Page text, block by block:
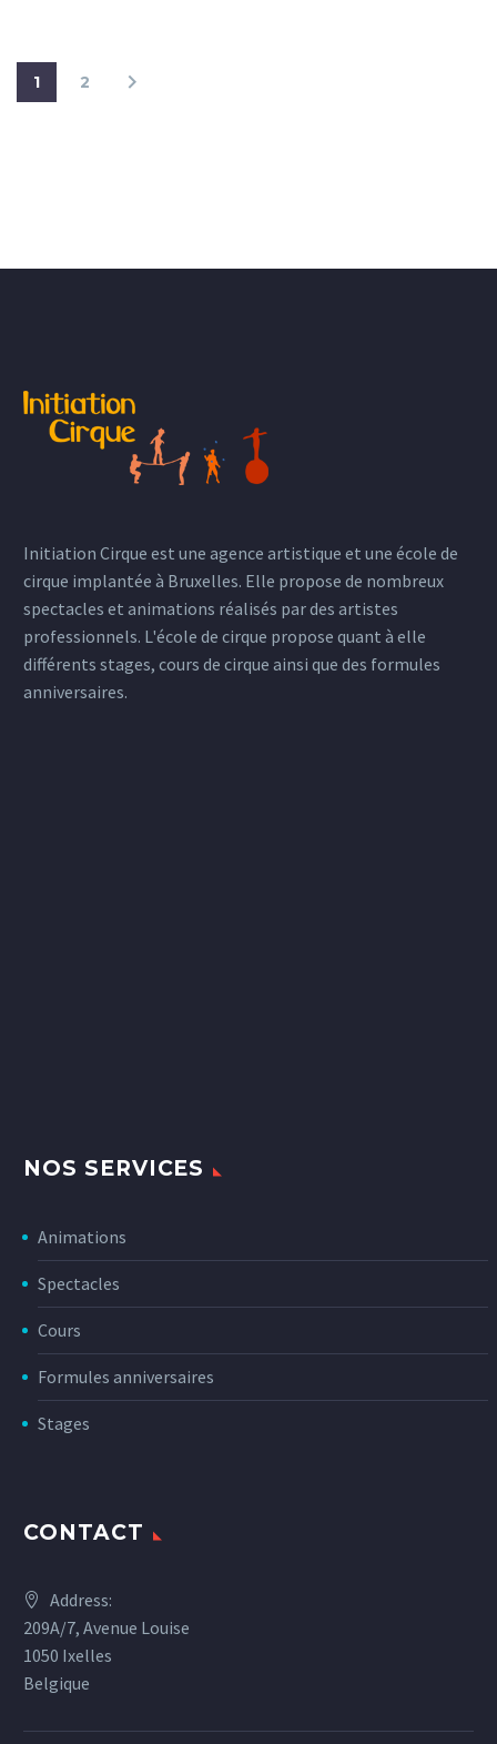
1 2
Initiation Cirque est une agence artistique et une école de
cirque implantée à Bruxelles. Elle propose de nombreux
spectacles et animations réalisés par des artistes
professionnels. L'école de cirque propose quant à elle
différents stages, cours de cirque ainsi que des formules
anniversaires.
NOS SERVICES
Animations
Spectacles
Cours
Formules anniversaires
Stages
CONTACT
Address:
209A/7, Avenue Louise
1050 Ixelles
Belgique